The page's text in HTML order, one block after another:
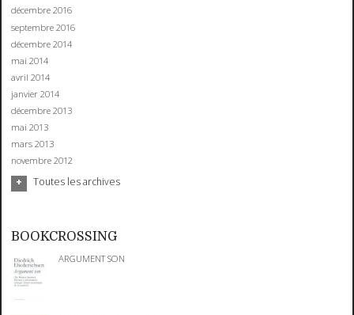
décembre 2016
septembre 2016
décembre 2014
mai 2014
avril 2014
janvier 2014
décembre 2013
mai 2013
mars 2013
novembre 2012
Toutes les archives
BOOKCROSSING
ARGUMENT SON